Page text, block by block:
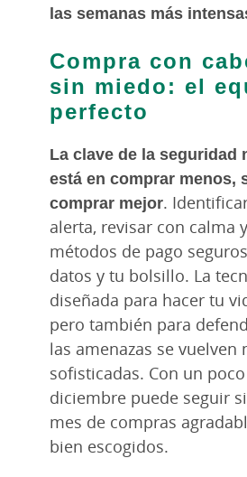
las semanas más
Compra con
sin miedo: el
perfecto
La clave de la seguridad
está en comprar menos,
comprar mejor.
alerta, revisar con calma
métodos de pago
datos y tu bolsillo. La
diseñada para hacer tu
pero también para
las amenazas se vuelven
sofisticadas. Con un
diciembre puede seguir
mes de compras
bien escogidos.